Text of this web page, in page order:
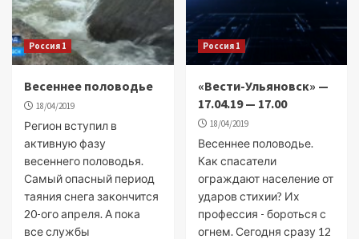
Россия 1
Весеннее половодье
18/04/2019
Регион вступил в
активную фазу
весеннего половодья.
Самый опасный период
таяния снега закончится
20-ого апреля. А пока
все службы
Россия 1
«Вести-Ульяновск» —
17.04.19 — 17.00
18/04/2019
Весеннее половодье.
Как спасатели
ограждают население от
ударов стихии? Их
профессия - бороться с
огнем. Сегодня сразу 12